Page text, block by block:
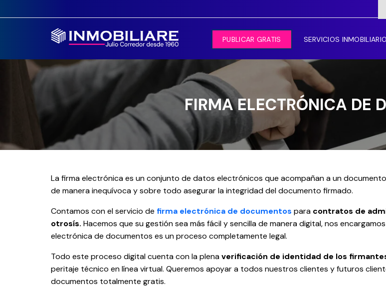
PUBLICAR GRATIS SERVICIOS
FIRMA ELECTRÓNICA DE
La firma electrónica es un conjunto de datos electrónicos que acompañan a un
de manera inequívoca y sobre todo asegurar la integridad del documento firmado.
Contamos con el servicio de firma electrónica de documentos para contratos de
otrosís. Hacemos que su gestión sea más fácil y sencilla de manera digital, nos
electrónica de documentos es un proceso completamente legal.
Todo este proceso digital cuenta con la plenaverificación de identidad de los
peritaje técnico en línea virtual. Queremos apoyar a todos nuestros clientes y futuros
documentos totalmente gratis.